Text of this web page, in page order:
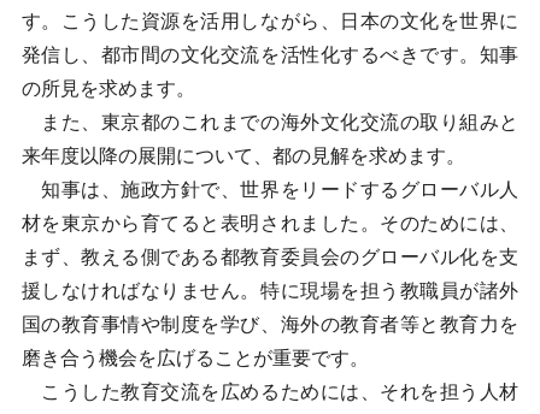
す。こうした資源を活用しながら、日本の文化を世界に
発信し、都市間の文化交流を活性化するべきです。知事
の所見を求めます。
また、東京都のこれまでの海外文化交流の取り組みと
来年度以降の展開について、都の見解を求めます。
知事は、施政方針で、世界をリードするグローバル人
材を東京から育てると表明されました。そのためには、
まず、教える側である都教育委員会のグローバル化を支
援しなければなりません。特に現場を担う教職員が諸外
国の教育事情や制度を学び、海外の教育者等と教育力を
磨き合う機会を広げることが重要です。
こうした教育交流を広めるためには、それを担う人材